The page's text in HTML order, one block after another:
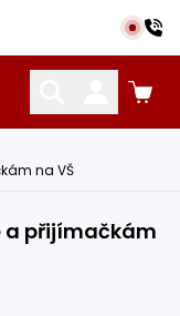
OSTATNÍ POMŮCKY
na VŠ
přijímačkám